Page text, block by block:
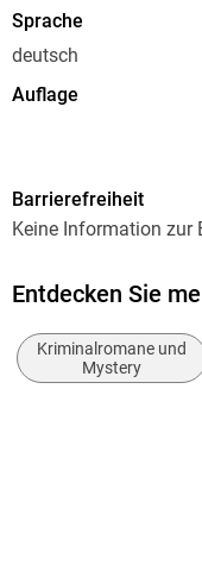
Sprache
deutsch
Auflage
448
Reihe
Giles Blunt
Übersetzung
Barrierefreiheit
Keine Information zur
Entdecken Sie
Kriminalromane und
Mystery